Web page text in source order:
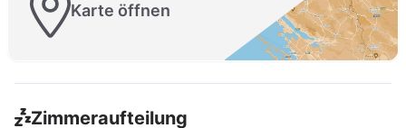
Karte öffnen
Zimmeraufteilung